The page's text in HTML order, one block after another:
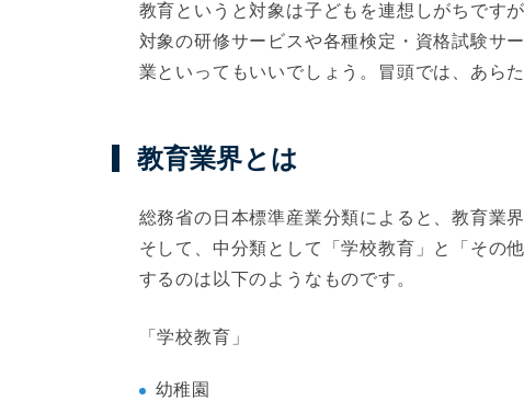
教育というと対象は子どもを連想しがちです
対象の研修サービスや各種検定・資格試験サ
業といってもいいでしょう。冒頭では、あら
教育業界とは
総務省の日本標準産業分類によると、教育業
そして、中分類として「学校教育」と「その
するのは以下のようなものです。
「学校教育」
幼稚園